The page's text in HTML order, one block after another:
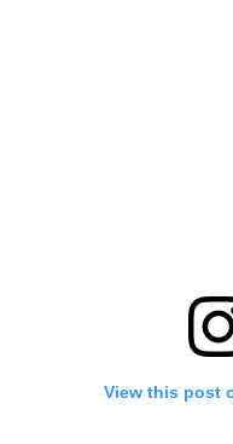
View this post